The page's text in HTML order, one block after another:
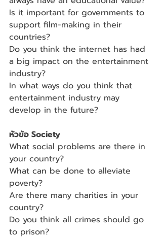
Is it important for governments to
support film-making in their
countries?
Do you think the internet has had
a big impact on the entertainment
industry?
In what ways do you think that
entertainment industry may
develop in the future?
หัวข้อ Society
What social problems are there in
your country?
What can be done to alleviate
poverty?
Are there many charities in your
country?
Do you think all crimes should go
to prison?